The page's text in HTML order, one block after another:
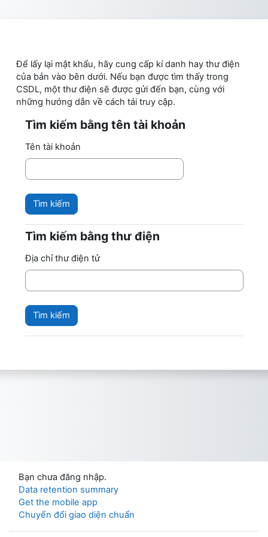
Để lấy lại mật khẩu, hãy cung cấp kí danh hay thư điện
của bản vào bên dưới. Nếu bạn được tìm thấy trong
CSDL, một thư điện sẽ được gửi đến bạn, cùng với
những hướng dẫn về cách tái truy cập.
Tìm kiếm bằng tên tài khoản
Tìm kiếm bằng tên tài khoản
Tên tài khoản
Tìm kiếm bằng thư điện
Tìm kiếm bằng thư điện
Địa chỉ thư điện tử
Bạn chưa đăng nhập.
Data retention summary
Get the mobile app
Chuyển đổi giao diện chuẩn